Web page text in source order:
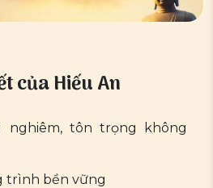
của Hiếu An
nghiêm, tôn trọng không
trình bền vững